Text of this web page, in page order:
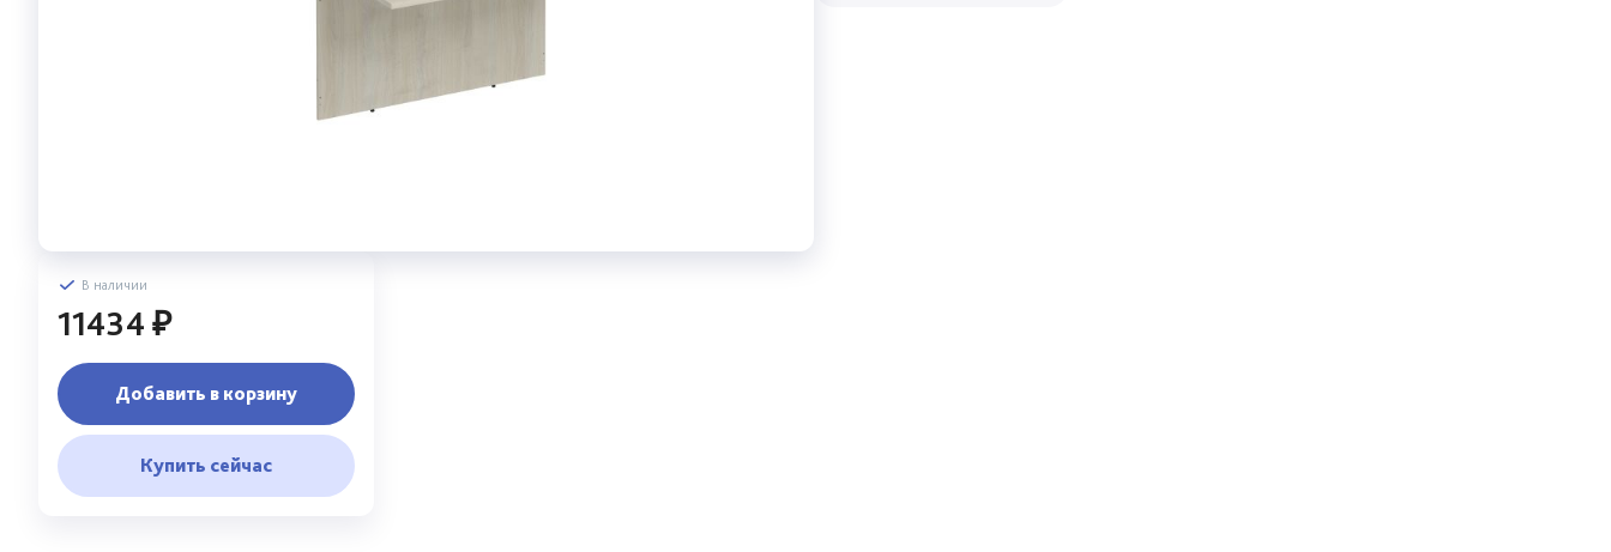
В наличии
11434 ₽
Добавить в корзину
Купить сейчас